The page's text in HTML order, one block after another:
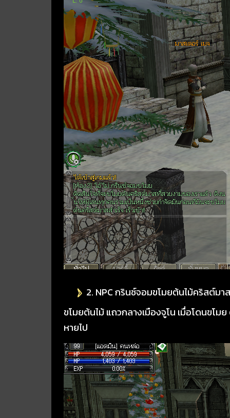
2. NPC กรินช์จอมขโมยต้นไม้คริสต์มา
ขโมยต้นไม้ แถวกลางเมืองจูโน เมื่อโดนขโมย
หายไป